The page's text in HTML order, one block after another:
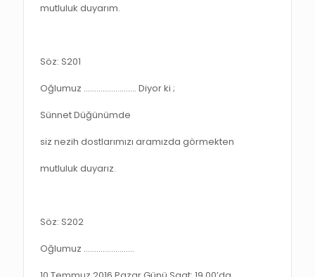
mutluluk duyarım.
Söz: S201
Oğlumuz ……………………. Diyor ki ;
Sünnet Düğünümde
siz nezih dostlarımızı aramızda görmekten
mutluluk duyarız.
Söz: S202
Oğlumuz ……………………